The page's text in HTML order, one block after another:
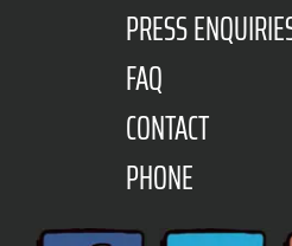
PRESS
FAQ
CONTACT
PHONE